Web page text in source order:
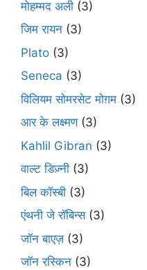
मोहम्मद अली (3)
जिम रायन (3)
Plato (3)
Seneca (3)
विलियम सोमरसेट मोग़म (3)
आर के लक्ष्मण(3)
Kahlil Gibran (3)
वाल्ट डिज़्नी (3)
बिल कॉस्बी (3)
एंथनी जे रॉबिन्स(3)
जॉन बाएज़ (3)
जॉन रस्किन (3)